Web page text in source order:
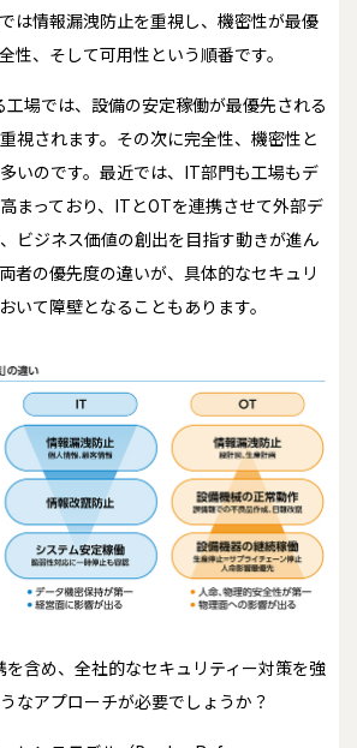
は情報漏洩防止を重視し、機密性が最優
性、そして可用性という順番です。
場では、設備の安定稼働が最優先される
視されます。その次に完全性、機密性と
いのです。最近では、IT部門も工場もデ
まっており、ITとOTを連携させて外部デ
ビジネス価値の創出を目指す動きが進ん
者の優先度の違いが、具体的なセキュリ
いて障壁となることもあります。
含め、全社的なセキュリティー対策を強
なアプローチが必要でしょうか？